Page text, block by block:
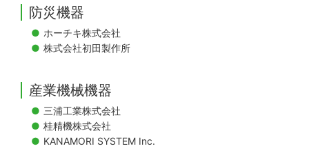
防災機器
ホーチキ株式会社
株式会社初田製作所
産業機械機器
三浦工業株式会社
桂精機株式会社
KANAMORI SYSTEM Inc.